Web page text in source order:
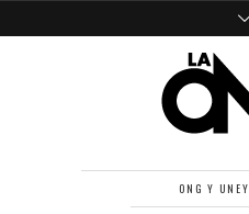
ONG Y